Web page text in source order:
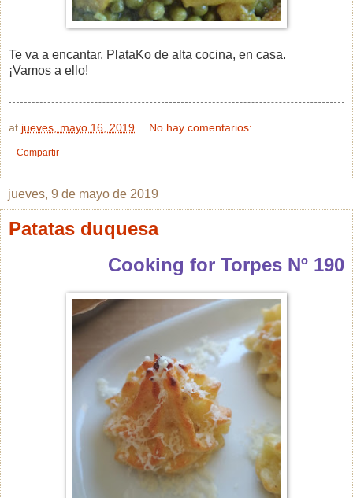
Te va a encantar. PlataKo de alta cocina, en casa.
¡Vamos a ello!
at jueves, mayo 16, 2019 No hay comentarios:
Compartir
jueves, 9 de mayo de 2019
Patatas duquesa
Cooking for Torpes Nº 190